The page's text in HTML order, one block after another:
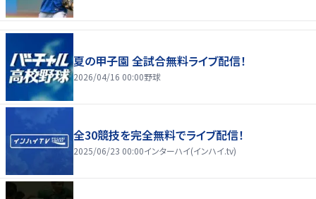
夏の甲子園 全試合無料ライブ配信！
2026/04/16 00:00野球
全30競技を完全無料でライブ配信！
2025/06/23 00:00インターハイ(インハイ.tv)